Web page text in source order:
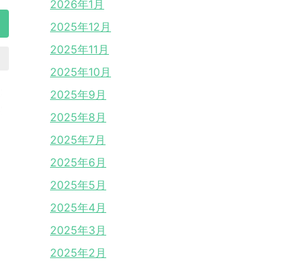
2026年1月
2025年12月
2025年11月
2025年10月
2025年9月
2025年8月
2025年7月
2025年6月
2025年5月
2025年4月
2025年3月
2025年2月